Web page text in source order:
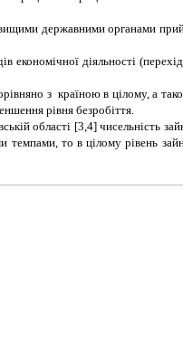
державними органами
економічної діяльності
з країною в цілому, а
рівня безробіття.
області [3,4]чисельність
то в цілому рівень